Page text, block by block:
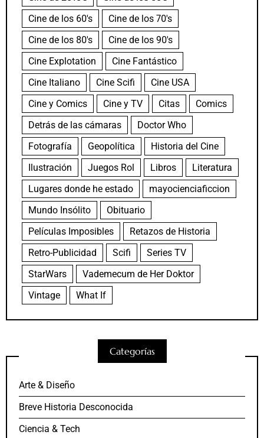
Cine de los 60's
Cine de los 70's
Cine de los 80's
Cine de los 90's
Cine Explotation
Cine Fantástico
Cine Italiano
Cine Scifi
Cine USA
Cine y Comics
Cine y TV Citas
Comics
Detrás de las cámaras
Doctor Who
Fotografía
Geopolítica
Historia del Cine
Ilustración
Juegos Rol Libros
Literatura
Lugares donde he estado
mayocienciaficcion
Mundo Insólito
Obituario
Películas Imposibles
Retazos de Historia
Retro-Publicidad
Scifi
Series TV
StarWars
Vademecum de Her Doktor
Vintage
What If
Categorías
Arte & Diseño
Breve Historia Desconocida
Ciencia & Tech